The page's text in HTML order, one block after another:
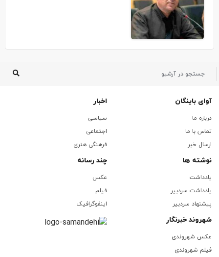
آوای باینگان
درباره ما
تماس با ما
ارسال خبر
اخبار
سیاسی
اجتماعی
فرهنگی هنری
نوشته ها
یادداشت
یادداشت سردبیر
پیشنهاد سردبیر
چند رسانه
عکس
فیلم
اینفوگرافیک
شهروند خبرنگار
عکس شهروندی
فیلم شهروندی